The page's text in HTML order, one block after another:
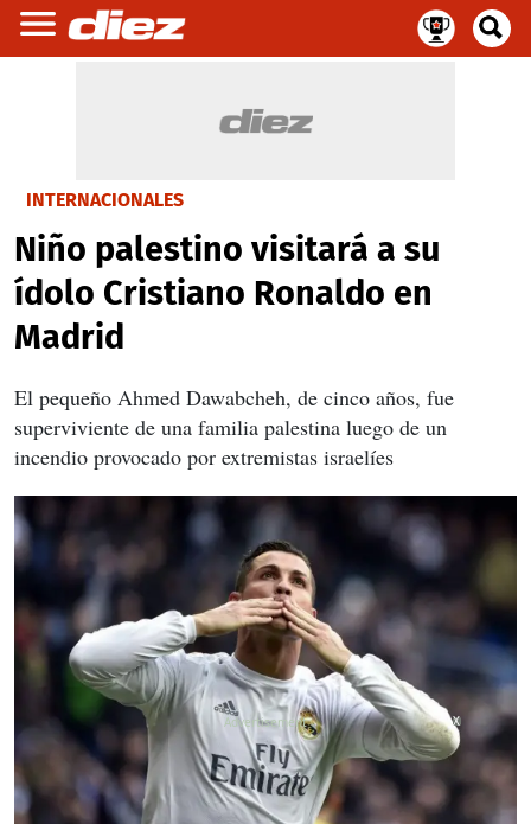
INTERNACIONALES
Niño palestino visitará a su
ídolo Cristiano Ronaldo en
Madrid
El pequeño Ahmed Dawabcheh, de cinco años, fue
superviviente de una familia palestina luego de un
incendio provocado por extremistas israelíes
X